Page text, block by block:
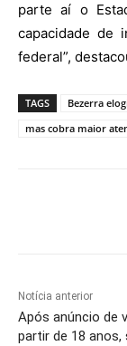
parte aí o
capacidade de
federal”,
TAGS
Bezerra
mas cobra maior
Notícia anterior
Após anúncio de
partir de 18 anos,